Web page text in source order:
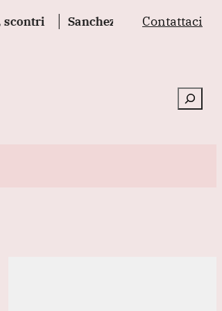
Sanchez presiederà una riunione
Contattaci
Cerca